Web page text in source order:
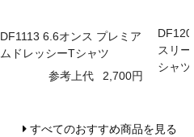
DF1113 6.6オンス プレミア
ムドレッシーTシャツ
参考上代
2,700円
スリ
シャ
すべてのおすすめ商品を見る